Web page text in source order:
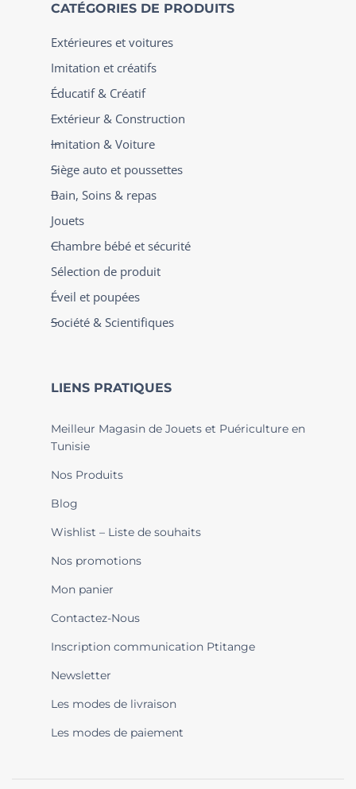
CATÉGORIES DE PRODUITS
Extérieures et voitures
Imitation et créatifs
Éducatif & Créatif
Extérieur & Construction
Imitation & Voiture
Siège auto et poussettes
Bain, Soins & repas
Jouets
Chambre bébé et sécurité
Sélection de produit
Éveil et poupées
Société & Scientifiques
LIENS PRATIQUES
Meilleur Magasin de Jouets et Puériculture en
Tunisie
Nos Produits
Blog
Wishlist – Liste de souhaits
Nos promotions
Mon panier
Contactez-Nous
Inscription communication Ptitange
Newsletter
Les modes de livraison
Les modes de paiement